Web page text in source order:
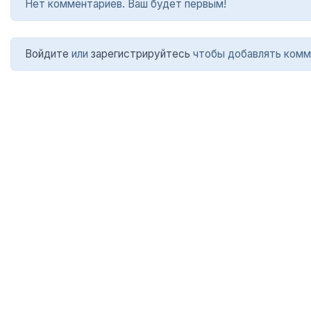
Нет комментариев. Ваш будет первым!
Войдите или зарегистрируйтесь чтобы добавлять